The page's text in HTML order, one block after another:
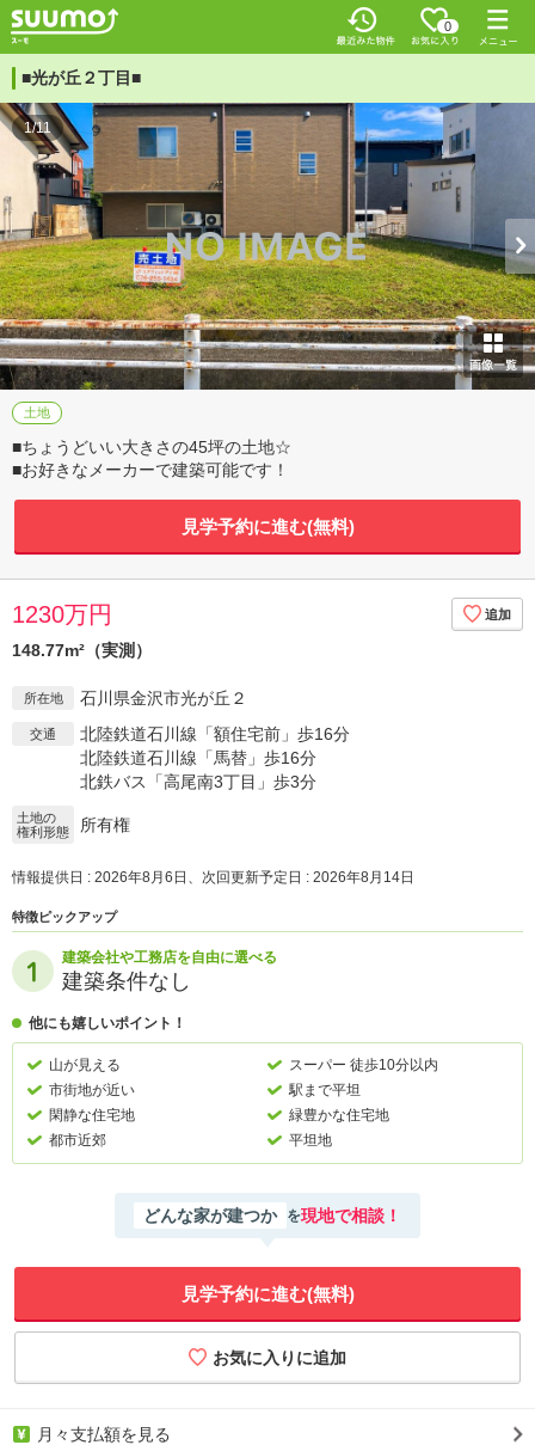
0
■光が丘２丁目■
1/11
土地
■ちょうどいい大きさの45坪の土地☆
■お好きなメーカーで建築可能です！
見学予約に進む(無料)
1230万円
148.77m²（実測）
所在地 石川県金沢市光が丘２
交通
北陸鉄道石川線「額住宅前」歩16分
北陸鉄道石川線「馬替」歩16分
北鉄バス「高尾南3丁目」歩3分
土地の
権利形態
所有権
情報提供日 : 2026年8月6日、次回更新予定日 : 2026年8月14日
特徴ピックアップ
建築会社や工務店を自由に選べる
建築条件なし
他にも嬉しいポイント！
山が見える
スーパー 徒歩10分以内
市街地が近い
駅まで平坦
閑静な住宅地
緑豊かな住宅地
都市近郊
平坦地
どんな家が建つか を現地で相談！
見学予約に進む(無料)
月々支払額を見る